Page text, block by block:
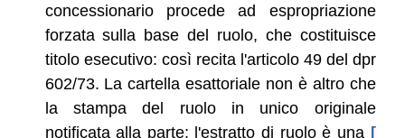
concessionario procede ad espropriazione
forzata sulla base del ruolo, che costituisce
titolo esecutivo: così recita l'articolo 49 del dpr
602/73. La cartella esattoriale non è altro che
la stampa del ruolo in unico originale
notificata alla parte; l'estratto di ruolo è una [